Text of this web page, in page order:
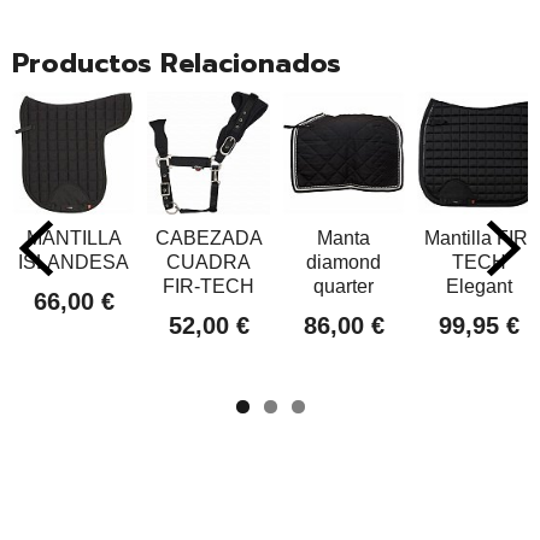
Productos Relacionados
MANTILLA
ISLANDESA
66,00 €
CABEZADA
CUADRA
FIR-TECH
52,00 €
Manta
diamond
quarter
86,00 €
Mantilla FIR-
TECH
Elegant
99,95 €